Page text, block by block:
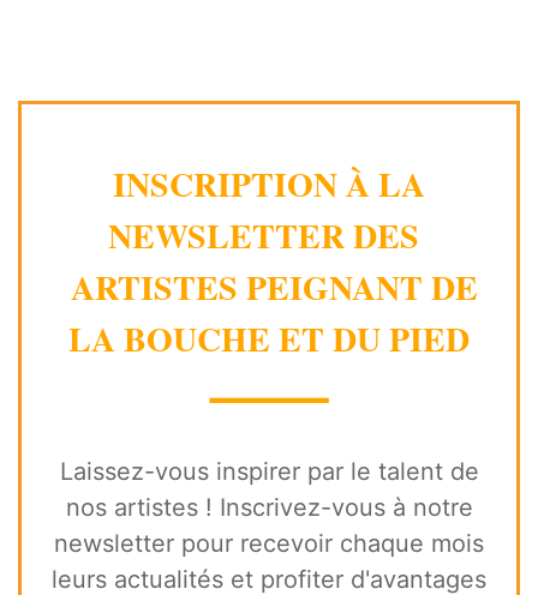
INSCRIPTION À LA
NEWSLETTER DES
ARTISTES PEIGNANT DE
LA BOUCHE ET DU PIED
⸻
Laissez-vous inspirer par le talent de
nos artistes ! Inscrivez-vous à notre
newsletter pour recevoir chaque mois
leurs actualités et profiter d'avantages